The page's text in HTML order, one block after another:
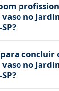
no
concluir
no